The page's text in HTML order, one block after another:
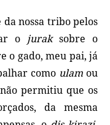
da nossa tribo pelos
o
jurak sobre o
o gado, meu pai, já
como ulam ou
permitiu que os
da mesma